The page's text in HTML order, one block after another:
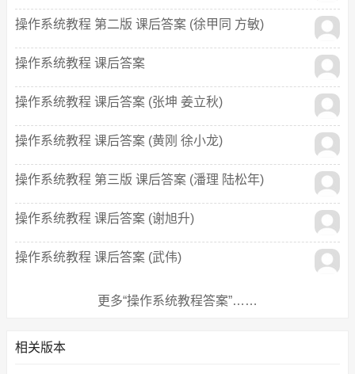
操作系统教程 第二版 课后答案 (徐甲同 方敏)
操作系统教程 课后答案
操作系统教程 课后答案 (张坤 姜立秋)
操作系统教程 课后答案 (黄刚 徐小龙)
操作系统教程 第三版 课后答案 (潘理 陆松年)
操作系统教程 课后答案 (谢旭升)
操作系统教程 课后答案 (武伟)
更多“操作系统教程答案”……
相关版本